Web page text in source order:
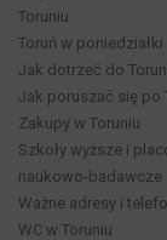
Toruniu
Toruń w poniedziałki
Jak dotrzeć do
Jak poruszać się po
Zakupy w Toruniu
Szkoły wyższe i
naukowo-badawcze
Ważne adresy i
WC w Toruniu